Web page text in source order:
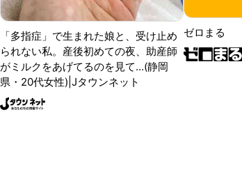
「多指症」で生まれた娘と、受け止め
られない私。産後初めての夜、助産師
がミルクをあげてるのを見て...(静岡
県・20代女性)|Jタウンネット
ゼロまる